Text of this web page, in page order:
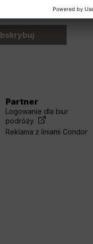
Partner
Logowanie dla biur
podróży
Reklama z liniami Condor